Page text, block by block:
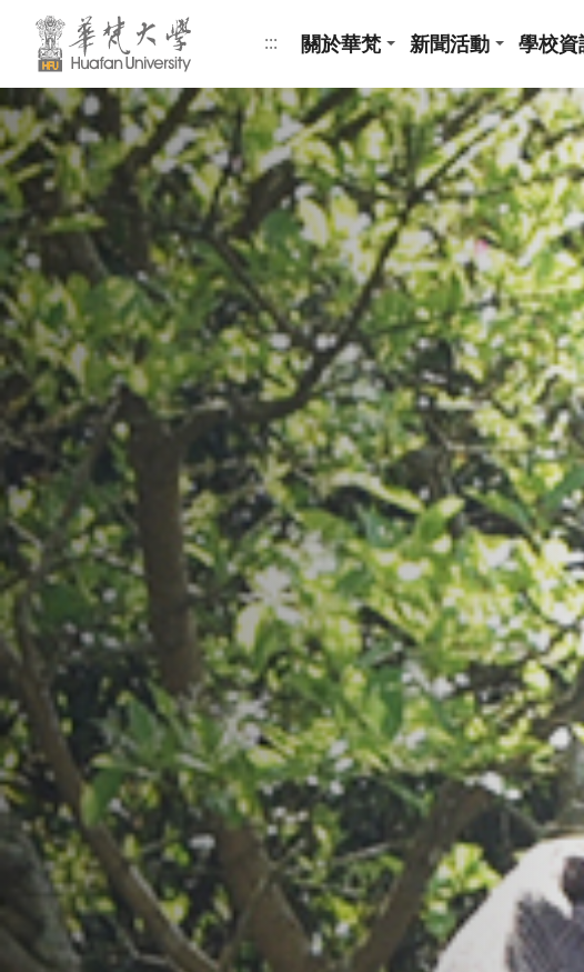
跳到頁面主要內容區
:::
關於華梵 新聞活動 學校資